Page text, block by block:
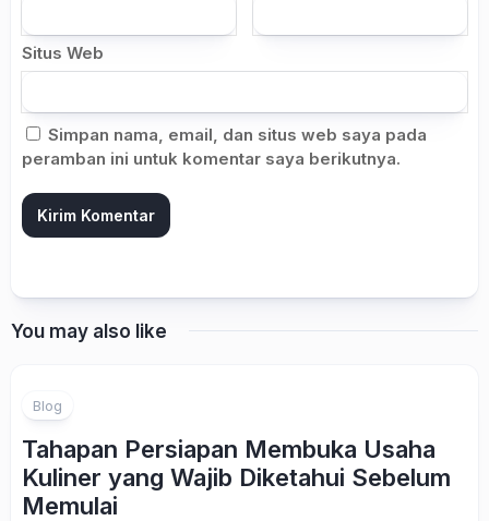
Situs Web
Simpan nama, email, dan situs web saya pada
peramban ini untuk komentar saya berikutnya.
You may also like
Blog
Tahapan Persiapan Membuka Usaha
Kuliner yang Wajib Diketahui Sebelum
Memulai